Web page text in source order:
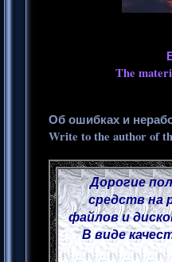
The
Об ошибках и
Write to the author of
Дорогие
средств на
файлов и
В виде